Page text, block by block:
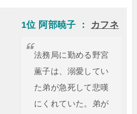
1位 阿部暁子 ： カフネ
法務局に勤める野宮
薫子は、溺愛してい
た弟が急死して悲嘆
にくれていた。弟が